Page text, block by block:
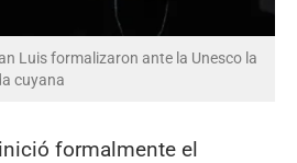
Luis formalizaron ante la Unesco la
cuyana
inició formalmente el